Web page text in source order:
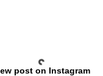
post on Instagram